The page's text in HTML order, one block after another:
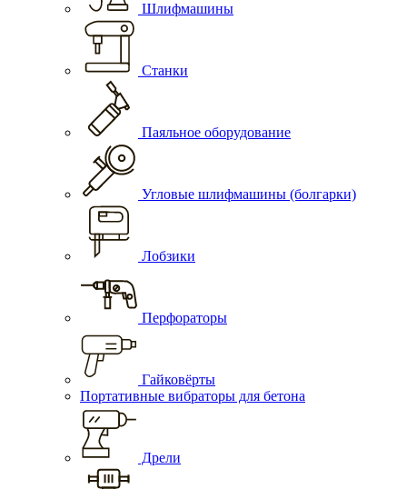
Шлифмашины
Станки
Паяльное оборудование
Угловые шлифмашины (болгарки)
Лобзики
Перфораторы
Гайковёрты
Портативные вибраторы для бетона
Дрели